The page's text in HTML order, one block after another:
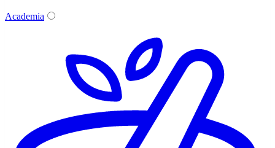
Academia